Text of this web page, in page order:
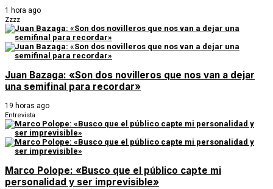
1 hora ago
Zzzz
Juan Bazaga: «Son dos novilleros que nos van a dejar
una semifinal para recordar»
19 horas ago
Entrevista
Marco Polope: «Busco que el público capte mi
personalidad y ser imprevisible»